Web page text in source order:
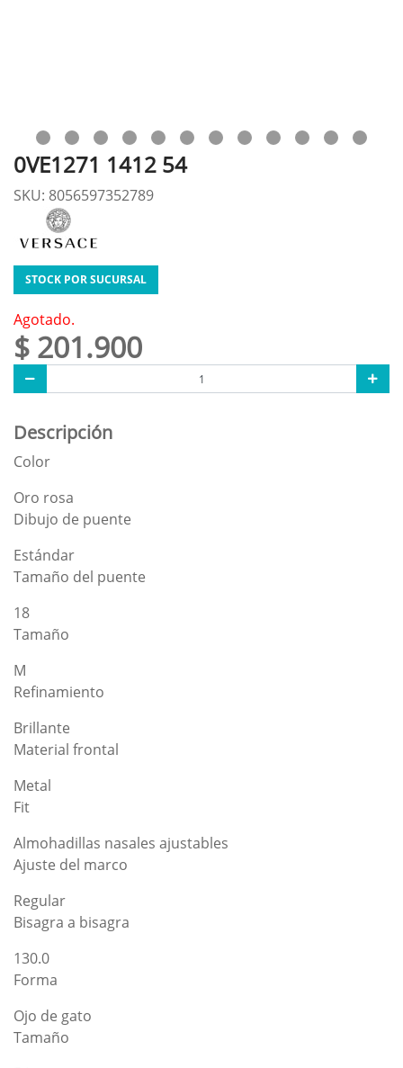
0VE1271 1412 54
SKU: 8056597352789
STOCK POR SUCURSAL
Agotado.
$ 201.900
Descripción
Color
Oro rosa
Dibujo de puente
Estándar
Tamaño del puente
18
Tamaño
M
Refinamiento
Brillante
Material frontal
Metal
Fit
Almohadillas nasales ajustables
Ajuste del marco
Regular
Bisagra a bisagra
130.0
Forma
Ojo de gato
Tamaño